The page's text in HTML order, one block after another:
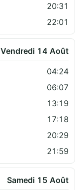
20:31
22:01
Vendredi 14 Août
04:24
06:07
13:19
17:18
20:29
21:59
Samedi 15 Août